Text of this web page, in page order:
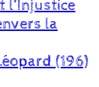
l’Injustice
la
(196)